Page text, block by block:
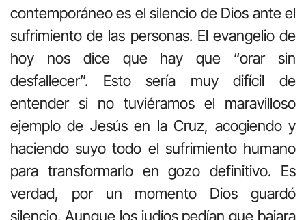
contemporáneo es el silencio de Dios ante el
sufrimiento de las personas. El evangelio de
hoy nos dice que hay que “orar sin
desfallecer”. Esto sería muy difícil de
entender si no tuviéramos el maravilloso
ejemplo de Jesús en la Cruz, acogiendo y
haciendo suyo todo el sufrimiento humano
para transformarlo en gozo definitivo. Es
verdad, por un momento Dios guardó
silencio. Aunque los judíos pedían que bajara